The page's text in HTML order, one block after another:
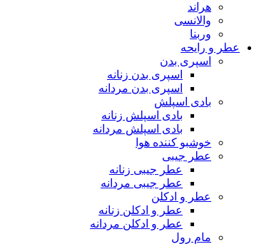
هراند
والانسی
وربنا
عطر و رایحه
اسپری بدن
اسپری بدن زنانه
اسپری بدن مردانه
بادی اسپلش
بادی اسپلش زنانه
بادی اسپلش مردانه
خوشبو کننده هوا
عطر جیبی
عطر جیبی زنانه
عطر جیبی مردانه
عطر و ادکلن
عطر و ادکلن زنانه
عطر و ادکلن مردانه
مام رول